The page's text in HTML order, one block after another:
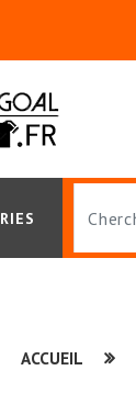
ACCUEIL